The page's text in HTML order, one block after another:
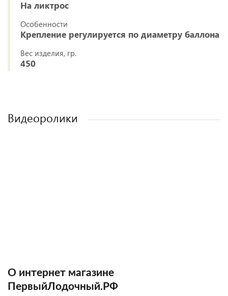
На ликтрос
Особенности
Крепление регулируется по диаметру баллона
Вес изделия, гр.
450
Видеоролики
О интернет магазине
ПервыйЛодочный.РФ